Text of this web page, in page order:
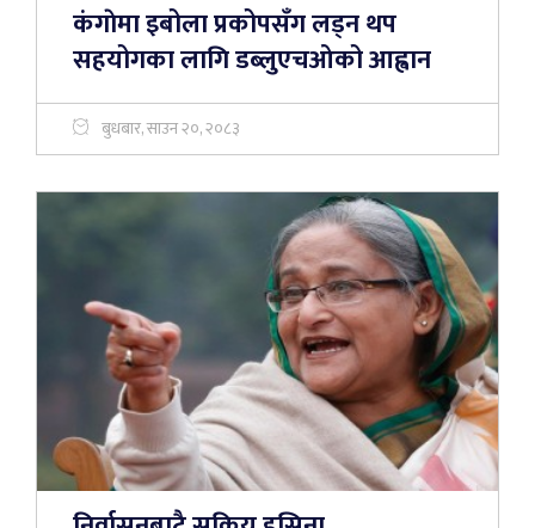
कंगाेमा इबोला प्रकोपसँग लड्न थप
सहयोगका लागि डब्लुएचओको आह्वान
बुधबार, साउन २०, २०८३